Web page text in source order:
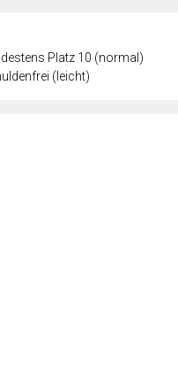
Platz 10 (normal)
(leicht)